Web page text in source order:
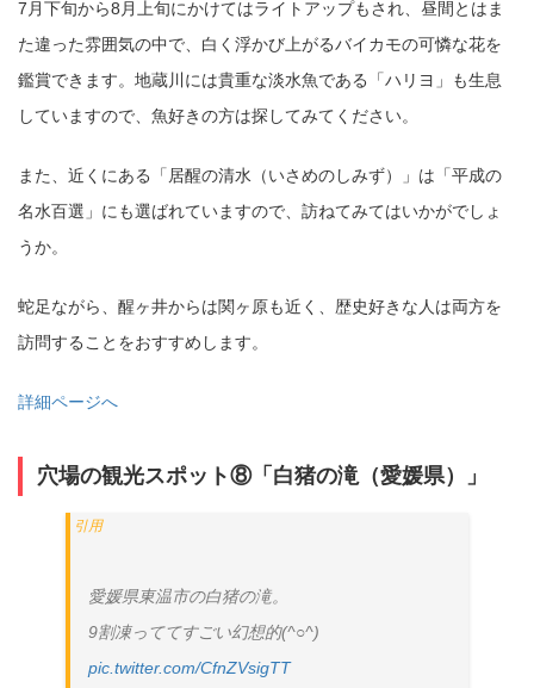
7月下旬から8月上旬にかけてはライトアップもされ、昼間とはま
た違った雰囲気の中で、白く浮かび上がるバイカモの可憐な花を
鑑賞できます。地蔵川には貴重な淡水魚である「ハリヨ」も生息
していますので、魚好きの方は探してみてください。
また、近くにある「居醒の清水（いさめのしみず）」は「平成の
名水百選」にも選ばれていますので、訪ねてみてはいかがでしょ
うか。
蛇足ながら、醒ヶ井からは関ヶ原も近く、歴史好きな人は両方を
訪問することをおすすめします。
詳細ページへ
穴場の観光スポット⑧「白猪の滝（愛媛県）」
愛媛県東温市の白猪の滝。
9割凍っててすごい幻想的(^○^)
pic.twitter.com/CfnZVsigTT